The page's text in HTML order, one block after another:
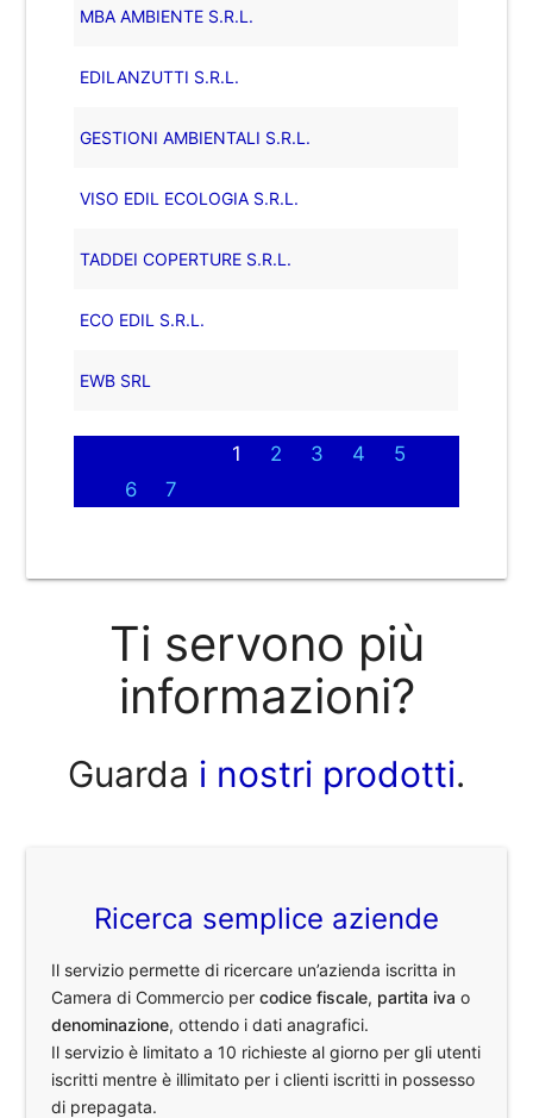
MBA AMBIENTE S.R.L.
EDILANZUTTI S.R.L.
GESTIONI AMBIENTALI S.R.L.
VISO EDIL ECOLOGIA S.R.L.
TADDEI COPERTURE S.R.L.
ECO EDIL S.R.L.
EWB SRL
1 2 3 4
5
6
7
Ti servono più
informazioni?
Guarda i nostri prodotti.
Ricerca semplice aziende
Il servizio permette di ricercare un’azienda iscritta in
Camera di Commercio percodice fiscale, partita iva o
denominazione, ottendo i dati anagrafici.
Il servizio è limitato a 10 richieste al giorno per gli utenti
iscritti mentre è illimitato per i clienti iscritti in possesso
di prepagata.